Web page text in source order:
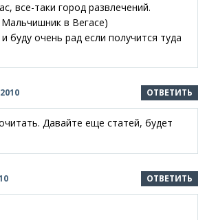
все-таки город развлечений.
в Вегасе)
буду очень рад если получится туда
ОТВЕТИТЬ
Давайте еще статей, будет
ОТВЕТИТЬ